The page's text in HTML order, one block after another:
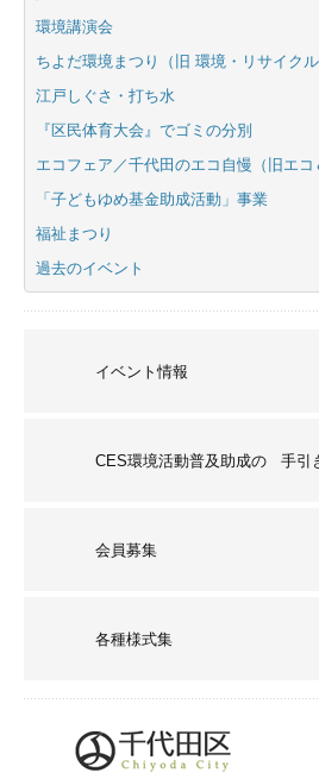
環境講演会
ちよだ環境まつり（旧 環境・リサイクル
江戸しぐさ・打ち水
『区民体育大会』でゴミの分別
エコフェア／千代田のエコ自慢（旧エコ
「子どもゆめ基金助成活動」事業
福祉まつり
過去のイベント
イベント情報
CES環境活動普及助成の 手引
会員募集
各種様式集